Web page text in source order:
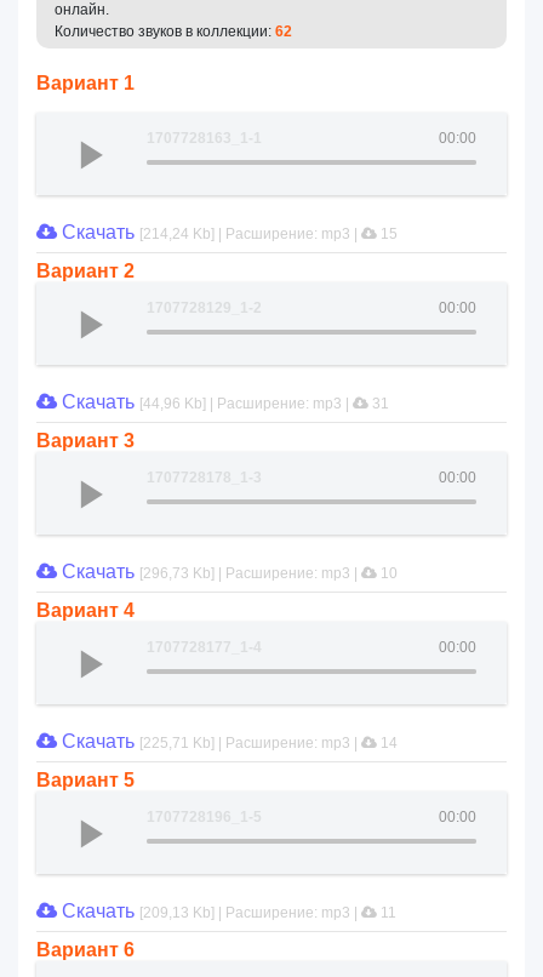
онлайн.
Количество звуков в коллекции: 62
Вариант 1
00:00
1707728163_1-1
Скачать [214,24 Kb] | Расширение: mp3 | 15
Вариант 2
00:00
1707728129_1-2
Скачать [44,96 Kb] | Расширение: mp3 | 31
Вариант 3
00:00
1707728178_1-3
Скачать [296,73 Kb] | Расширение: mp3 | 10
Вариант 4
00:00
1707728177_1-4
Скачать [225,71 Kb] | Расширение: mp3 | 14
Вариант 5
00:00
1707728196_1-5
Скачать [209,13 Kb] | Расширение: mp3 | 11
Вариант 6